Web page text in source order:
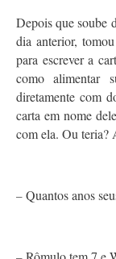
Depois que soube
dia anterior,
para escrever a
como alimentar
diretamente com
carta em nome
com ela. Ou teria?
– Quantos anos